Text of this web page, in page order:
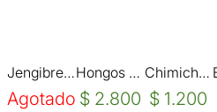
Jengibre en Rebanadas-deshidratada x 100 grs.
Agotado
Hongos de Pino x 50 grs.
$ 2.800
Chimichurri x 100 grs.
$ 1.200